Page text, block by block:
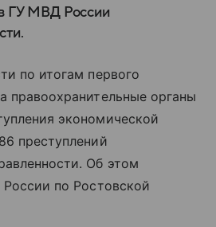
ГУ МВД России
по итогам первого
правоохранительные органы
экономической
преступлений
Об этом
России по Ростовской